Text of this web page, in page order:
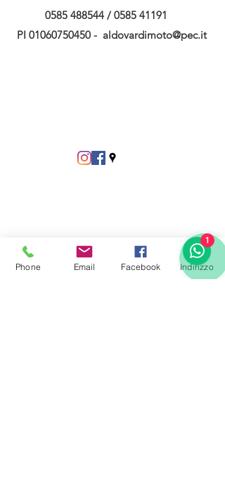
0585 488544 / 0585 41191
PI 01060750450 - aldovardimoto@pec.it
Phone Email Facebook Indirizzo
1